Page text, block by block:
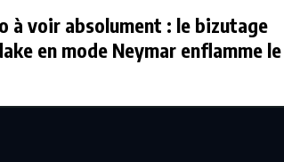
à voir absolument : le bizutage
en mode Neymar enflamme le